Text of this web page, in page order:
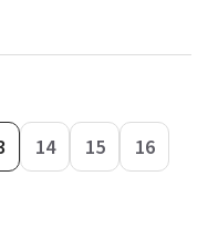
14 15 16